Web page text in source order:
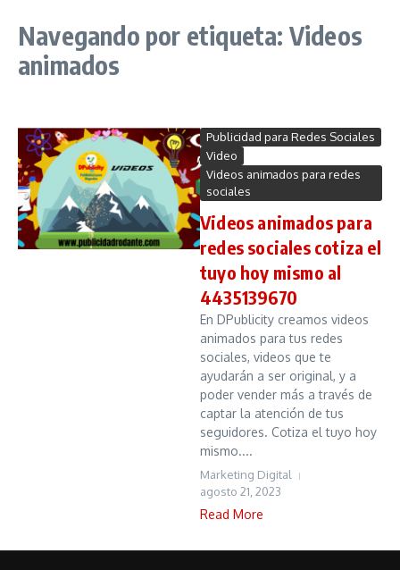
Navegando por etiqueta: Videos
animados
Publicidad para Redes Sociales
Video
Videos animados para redes
sociales
Videos animados para
redes sociales cotiza el
tuyo hoy mismo al
4435139670
En DPublicity creamos videos
animados para tus redes
sociales, videos que te
ayudarán a ser original, y a
poder vender más a través de
captar la atención de tus
seguidores. Cotiza el tuyo hoy
mismo....
Marketing Digital
agosto 21, 2023
Read More